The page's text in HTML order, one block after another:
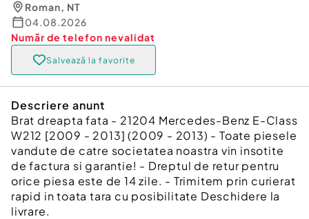
Roman, NT
04.08.2026
Număr de telefon nevalidat
Salvează la favorite
Descriere anunt
Brat dreapta fata - 21204 Mercedes-Benz E-Class
W212 [2009 - 2013] (2009 - 2013) - Toate piesele
vandute de catre societatea noastra vin insotite
de factura si garantie! - Dreptul de retur pentru
orice piesa este de 14 zile. - Trimitem prin curierat
rapid in toata tara cu posibilitate Deschidere la
livrare.